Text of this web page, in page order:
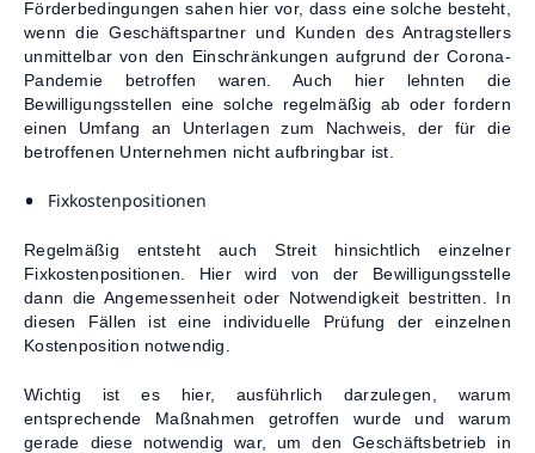
Förderbedingungen sahen hier vor, dass eine solche besteht,
wenn die Geschäftspartner und Kunden des Antragstellers
unmittelbar von den Einschränkungen aufgrund der Corona-
Pandemie betroffen waren. Auch hier lehnten die
Bewilligungsstellen eine solche regelmäßig ab oder fordern
einen Umfang an Unterlagen zum Nachweis, der für die
betroffenen Unternehmen nicht aufbringbar ist.
Fixkostenpositionen
Regelmäßig entsteht auch Streit hinsichtlich einzelner
Fixkostenpositionen. Hier wird von der Bewilligungsstelle
dann die Angemessenheit oder Notwendigkeit bestritten. In
diesen Fällen ist eine individuelle Prüfung der einzelnen
Kostenposition notwendig.
Wichtig ist es hier, ausführlich darzulegen, warum
entsprechende Maßnahmen getroffen wurde und warum
gerade diese notwendig war, um den Geschäftsbetrieb in